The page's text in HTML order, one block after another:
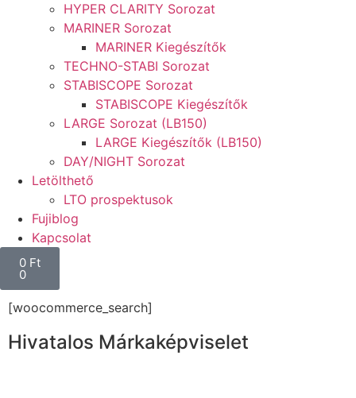
HYPER CLARITY Sorozat
MARINER Sorozat
MARINER Kiegészítők
TECHNO-STABI Sorozat
STABISCOPE Sorozat
STABISCOPE Kiegészítők
LARGE Sorozat (LB150)
LARGE Kiegészítők (LB150)
DAY/NIGHT Sorozat
Letölthető
LTO prospektusok
Fujiblog
Kapcsolat
0 Ft
0
[woocommerce_search]
Hivatalos Márkaképviselet